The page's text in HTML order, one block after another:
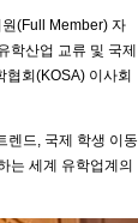
(Full Member) 자
학산업 교류 및 국제
회(KOSA) 이사회
렌드, 국제 학생 이동
는 세계 유학업계의